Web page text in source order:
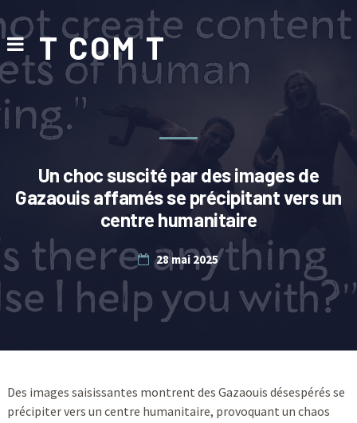
T COM T
Un choc suscité par des images de
Gazaouis affamés se précipitant vers un
centre humanitaire
28 mai 2025
Des images saisissantes montrent des Gazaouis désespérés se
précipiter vers un centre humanitaire, provoquant un chaos